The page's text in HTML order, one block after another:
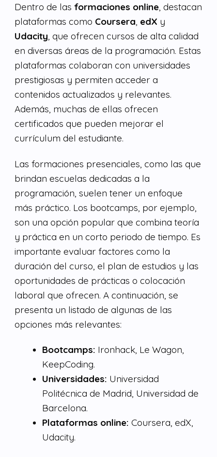
Dentro de las formaciones online, destacan
plataformas como Coursera, edX y
Udacity, que ofrecen cursos de alta calidad
en diversas áreas de la programación. Estas
plataformas colaboran con universidades
prestigiosas y permiten acceder a
contenidos actualizados y relevantes.
Además, muchas de ellas ofrecen
certificados que pueden mejorar el
currículum del estudiante.
Las formaciones presenciales, como las que
brindan escuelas dedicadas a la
programación, suelen tener un enfoque
más práctico. Los bootcamps, por ejemplo,
son una opción popular que combina teoría
y práctica en un corto periodo de tiempo. Es
importante evaluar factores como la
duración del curso, el plan de estudios y las
oportunidades de prácticas o colocación
laboral que ofrecen. A continuación, se
presenta un listado de algunas de las
opciones más relevantes:
Bootcamps: Ironhack, Le Wagon,
KeepCoding.
Universidades: Universidad
Politécnica de Madrid, Universidad de
Barcelona.
Plataformas online: Coursera, edX,
Udacity.